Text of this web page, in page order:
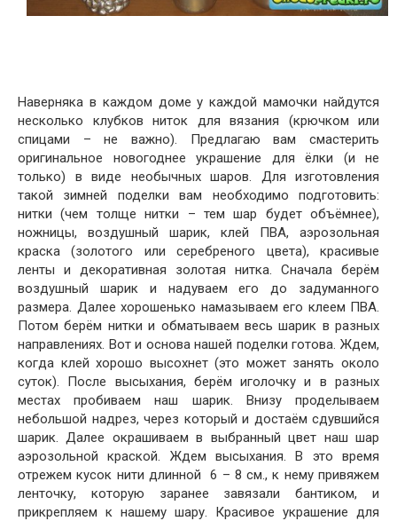
Наверняка в каждом доме у каждой мамочки найдутся
несколько клубков ниток для вязания (крючком или
спицами – не важно). Предлагаю вам смастерить
оригинальное новогоднее украшение для ёлки (и не
только) в виде необычных шаров. Для изготовления
такой зимней поделки вам необходимо подготовить:
нитки (чем толще нитки – тем шар будет объёмнее),
ножницы, воздушный шарик, клей ПВА, аэрозольная
краска (золотого или серебреного цвета), красивые
ленты и декоративная золотая нитка. Сначала берём
воздушный шарик и надуваем его до задуманного
размера. Далее хорошенько намазываем его клеем ПВА.
Потом берём нитки и обматываем весь шарик в разных
направлениях. Вот и основа нашей поделки готова. Ждем,
когда клей хорошо высохнет (это может занять около
суток). После высыхания, берём иголочку и в разных
местах пробиваем наш шарик. Внизу проделываем
небольшой надрез, через который и достаём сдувшийся
шарик. Далее окрашиваем в выбранный цвет наш шар
аэрозольной краской. Ждем высыхания. В это время
отрежем кусок нити длинной 6 – 8 см., к нему привяжем
ленточку, которую заранее завязали бантиком, и
прикрепляем к нашему шару. Красивое украшение для